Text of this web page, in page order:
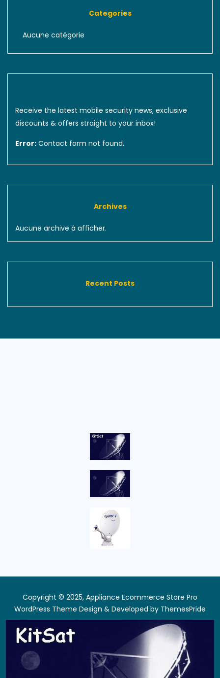
Categories
Aucune catégorie
Receive the latest mobile security news, exclusive
discounts & offers straight to your inbox!
Error: Contact form not found.
Archives
Aucune archive à afficher.
Recent Posts
Copyright © 2025, Appliance Ecommerce Store Pro
WordPress Theme Design & Developed by ThemesPride